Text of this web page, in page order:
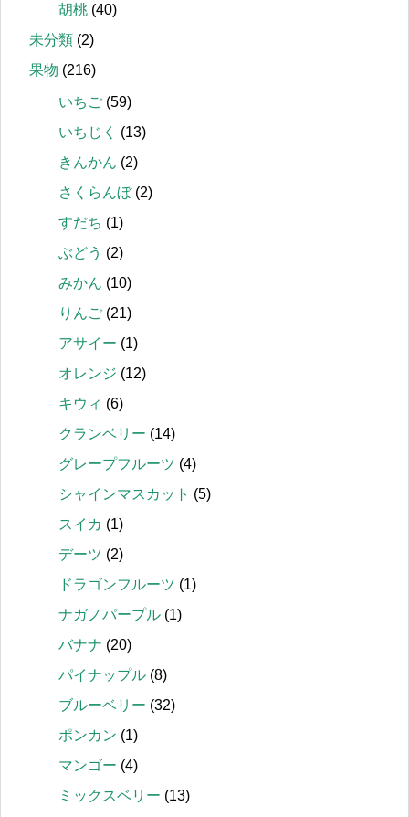
胡桃 (40)
未分類 (2)
果物 (216)
いちご (59)
いちじく
(13)
きんかん (2)
さくらんぼ(2)
すだち (1)
ぶどう (2)
みかん (10)
りんご (21)
アサイー (1)
オレンジ (12)
キウィ (6)
クランベリー (14)
グレープフルーツ (4)
シャインマスカット (5)
スイカ (1)
デーツ (2)
ドラゴンフルーツ (1)
ナガノパープル (1)
バナナ (20)
パイナップル (8)
ブルーベリー (32)
ポンカン (1)
マンゴー (4)
ミックスベリー (13)